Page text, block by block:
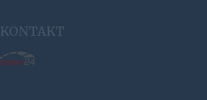
KONTAKT